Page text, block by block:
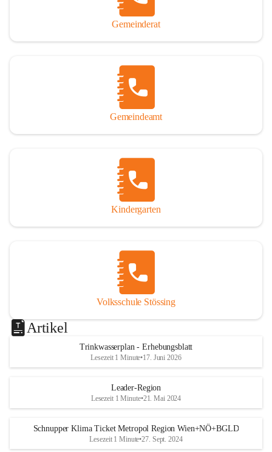
Gemeinderat
Gemeindeamt
Kindergarten
Volksschule Stössing
Artikel
Trinkwasserplan - Erhebungsblatt
Lesezeit 1 Minute•17. Juni 2026
Leader-Region
Lesezeit 1 Minute•21. Mai 2024
Schnupper Klima Ticket Metropol Region Wien+NÖ+BGLD
Lesezeit 1 Minute•27. Sept. 2024